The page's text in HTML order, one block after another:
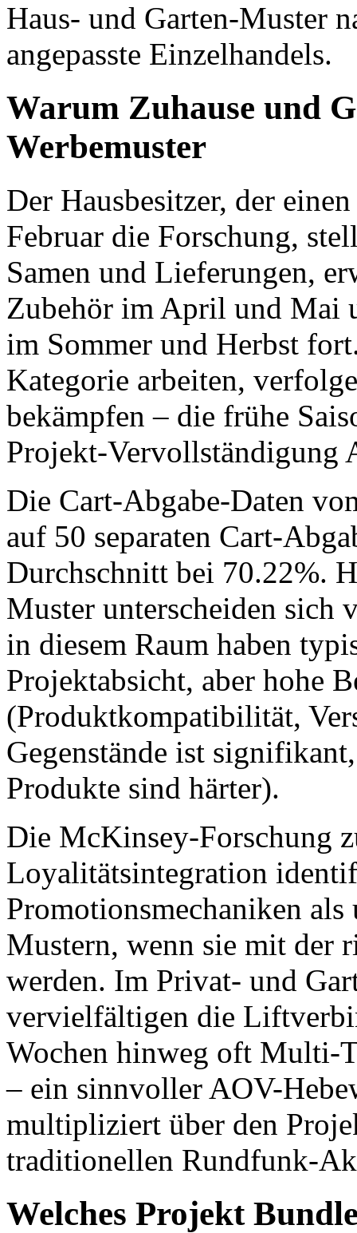
Haus- und Garten-Muster
angepasste Einzelhandels.
Warum Zuhause und
Werbemuster
Der Hausbesitzer, der
Februar die Forschung,
Samen und Lieferungen,
Zubehör im April und Mai
im Sommer und Herbst
Kategorie arbeiten,
bekämpfen – die frühe
Projekt-Vervollständigung
Die Cart-Abgabe-Daten
auf 50 separaten Cart-
Durchschnitt bei 70.22%.
Muster unterscheiden sich
in diesem Raum haben
Projektabsicht, aber hohe
(Produktkompatibilität,
Gegenstände ist
Produkte sind härter).
Die McKinsey-Forschung
Loyalitätsintegration
Promotionsmechaniken
Mustern, wenn sie mit der
werden. Im Privat- und
vervielfältigen die
Wochen hinweg oft Multi-
– ein sinnvoller AOV-
multipliziert über den
traditionellen Rundfunk-
Welches Projekt